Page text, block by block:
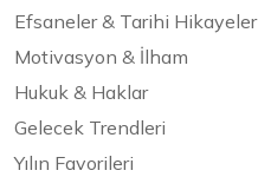
Efsaneler & Tarihi Hikayeler
Motivasyon & İlham
Hukuk & Haklar
Gelecek Trendleri
Yılın Favorileri